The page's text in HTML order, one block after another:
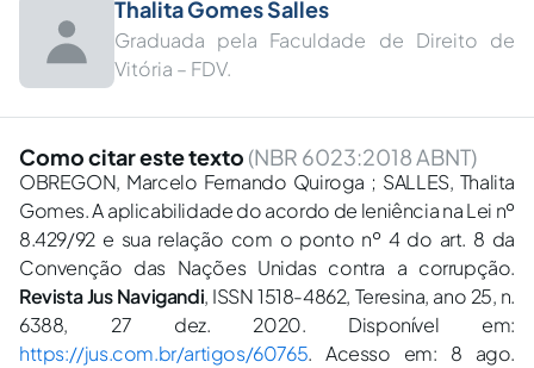
Thalita Gomes Salles
Graduada pela Faculdade de Direito de
Vitória – FDV.
Como citar este texto (NBR 6023:2018 ABNT)
OBREGON, Marcelo Fernando Quiroga ; SALLES, Thalita
Gomes. A aplicabilidade do acordo de leniência na Lei nº
8.429/92 e sua relação com o ponto nº 4 do art. 8 da
Convenção das Nações Unidas contra a corrupção.
Revista Jus Navigandi, ISSN 1518-4862, Teresina, ano 25, n.
6388, 27 dez. 2020. Disponível em:
https://jus.com.br/artigos/60765. Acesso em: 8 ago.